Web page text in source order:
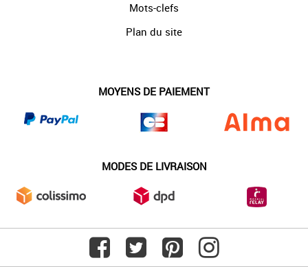
Mots-clefs
Plan du site
MOYENS DE PAIEMENT
MODES DE LIVRAISON